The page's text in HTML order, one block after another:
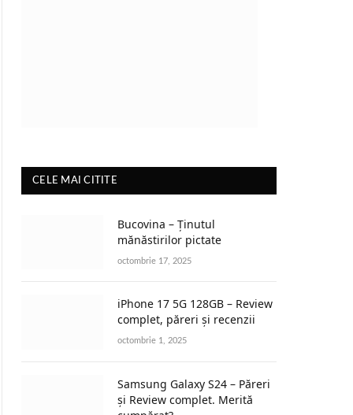
CELE MAI CITITE
Bucovina – Ținutul
mănăstirilor pictate
octombrie 17, 2025
iPhone 17 5G 128GB – Review
complet, păreri și recenzii
octombrie 1, 2025
Samsung Galaxy S24 – Păreri
și Review complet. Merită